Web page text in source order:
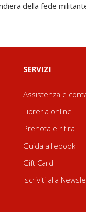
della fede
SERVIZI
Assistenza e
Libreria online
Prenota e ritira
Guida all'ebook
Gift Card
Iscriviti alla